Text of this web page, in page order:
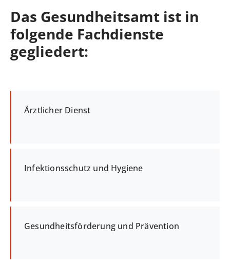
Das Gesundheitsamt ist in
folgende Fachdienste
gegliedert:
Ärztlicher Dienst
Infektionsschutz und Hygiene
Gesundheitsförderung und Prävention